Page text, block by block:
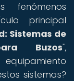
principal
Sistemas de
Buzos",
sistemas?